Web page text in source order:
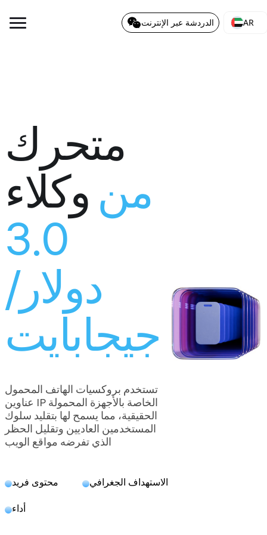
الدردشة عبر الإنترنت AR
متحرك
وكلاء من
3.0
دولار/
جيجابايت
تستخدم بروكسيات الهاتف المحمول
عناوين IP الخاصة بالأجهزة المحمولة
الحقيقية، مما يسمح لها بتقليد سلوك
المستخدمين العاديين وتقليل الحظر
الذي تفرضه مواقع الويب
محتوى فريد الاستهداف الجغرافي
أداء